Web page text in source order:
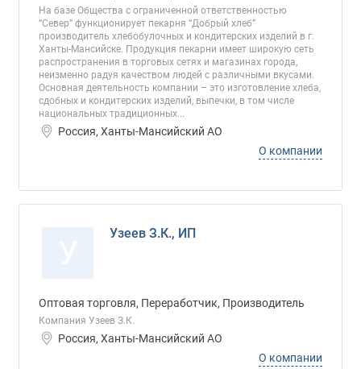
На базе Общества с ограниченной ответственностью
“Север” функционирует пекарня “Добрый хлеб”
производитель хлебобулочных и кондитерских изделий в г.
Ханты-Мансийске. Продукция пекарни имеет широкую сеть
распространения в торговых сетях и магазинах города,
неизменно радуя качеством людей с различными вкусами.
Основная деятельность компании – это изготовление хлеба,
сдобных и кондитерских изделий, выпечки, в том числе
национальных традиционных...
Россия, Ханты-Мансийский АО
О компании
Узеев З.К., ИП
Оптовая торговля, Переработчик, Производитель
Компания Узеев З.К.
Россия, Ханты-Мансийский АО
О компании